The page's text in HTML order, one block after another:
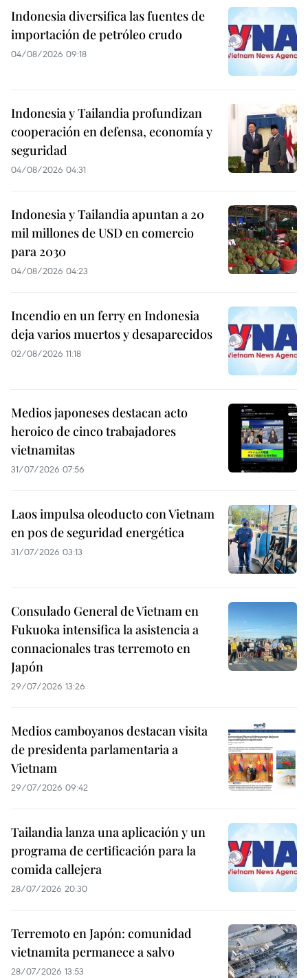
Indonesia diversifica las fuentes de
importación de petróleo crudo
04/08/2026 09:18
Indonesia y Tailandia profundizan
cooperación en defensa, economía y
seguridad
04/08/2026 04:31
Indonesia y Tailandia apuntan a 20
mil millones de USD en comercio
para 2030
04/08/2026 04:23
Incendio en un ferry en Indonesia
deja varios muertos y desaparecidos
02/08/2026 11:18
Medios japoneses destacan acto
heroico de cinco trabajadores
vietnamitas
31/07/2026 07:56
Laos impulsa oleoducto con Vietnam
en pos de seguridad energética
31/07/2026 03:13
Consulado General de Vietnam en
Fukuoka intensifica la asistencia a
connacionales tras terremoto en
Japón
29/07/2026 13:26
Medios camboyanos destacan visita
de presidenta parlamentaria a
Vietnam
29/07/2026 09:42
Tailandia lanza una aplicación y un
programa de certificación para la
comida callejera
28/07/2026 20:30
Terremoto en Japón: comunidad
vietnamita permanece a salvo
28/07/2026 13:53